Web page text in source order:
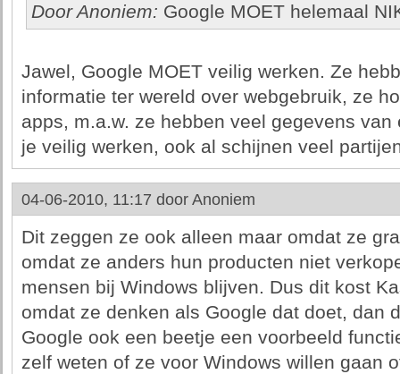
Door Anoniem: Google MOET helemaal
Jawel, Google MOET veilig werken. Ze
informatie ter wereld over webgebruik, ze
apps, m.a.w. ze hebben veel gegevens
je veilig werken, ook al schijnen veel
04-06-2010, 11:17 door Anoniem
Dit zeggen ze ook alleen maar omdat ze
omdat ze anders hun producten niet
mensen bij Windows blijven. Dus dit kost
omdat ze denken als Google dat doet, dan
Google ook een beetje een voorbeeld
zelf weten of ze voor Windows willen gaan